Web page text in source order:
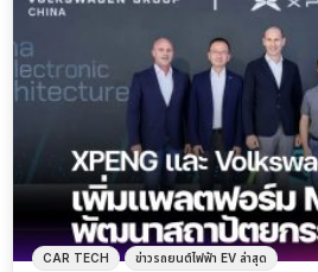
CAR TECH ข่าวรถยนต์ไฟฟ้า EV ล่าสุด